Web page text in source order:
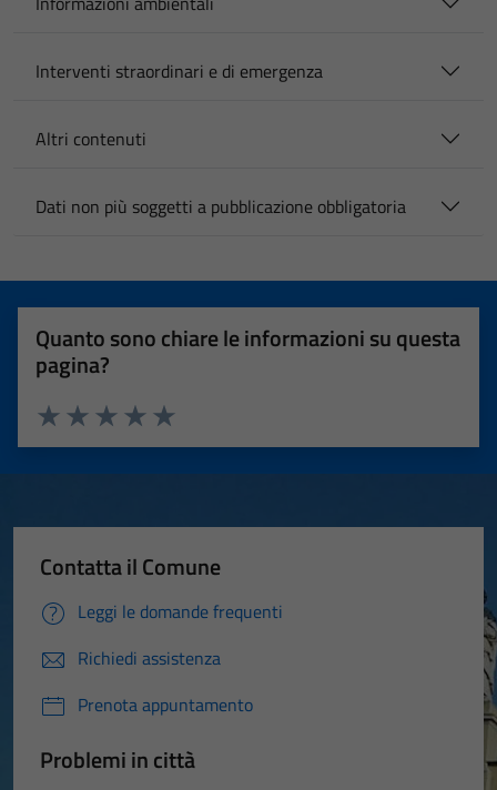
Interventi straordinari e di emergenza
Altri contenuti
Dati non più soggetti a pubblicazione obbligatoria
Quanto sono chiare le informazioni su questa
pagina?
Valuta 5 stelle su 5
Valuta 4 stelle su 5
Valuta 3 stelle su 5
Valuta 2 stelle su 5
Valuta 1 stelle su 5
Contatta il Comune
Leggi le domande frequenti
Richiedi assistenza
Prenota appuntamento
Problemi in città